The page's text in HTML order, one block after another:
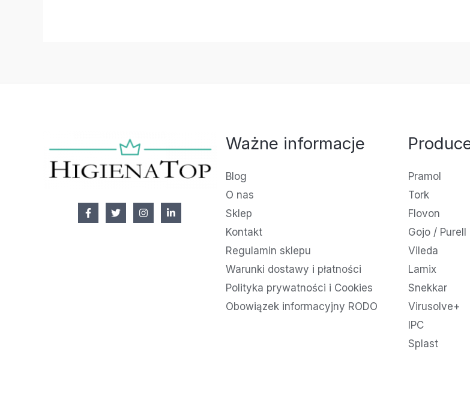
Ważne informacje
Blog
O nas
Sklep
Kontakt
Regulamin sklepu
Warunki dostawy i płatności
Polityka prywatności i Cookies
Obowiązek informacyjny RODO
Pramol
Tork
Flovon
Gojo / Purell
Vileda
Lamix
Snekkar
Virusolve+
IPC
Splast